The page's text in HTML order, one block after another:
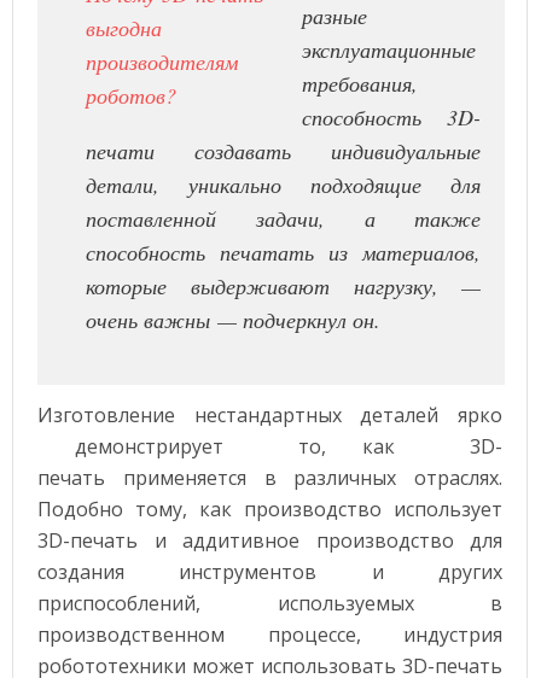
разные
эксплуатационные
требования,
способность 3D-
печати создавать индивидуальные
детали, уникально подходящие для
поставленной задачи, а также
способность печатать из материалов,
которые выдерживают нагрузку, —
очень важны — подчеркнул он.
Изготовление нестандартных деталей ярко
демонстрирует то, как 3D-
печать применяется в различных отраслях.
Подобно тому, как производство использует
3D-печать и аддитивное производство для
создания инструментов и других
приспособлений, используемых в
производственном процессе, индустрия
робототехники может использовать 3D-печать